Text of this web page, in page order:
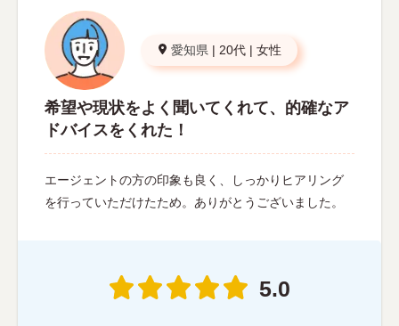
愛知県 | 20代 | 女性
希望や現状をよく聞いてくれて、的確なア
ドバイスをくれた！
エージェントの方の印象も良く、しっかりヒアリング
を行っていただけたため。ありがとうございました。
5.0